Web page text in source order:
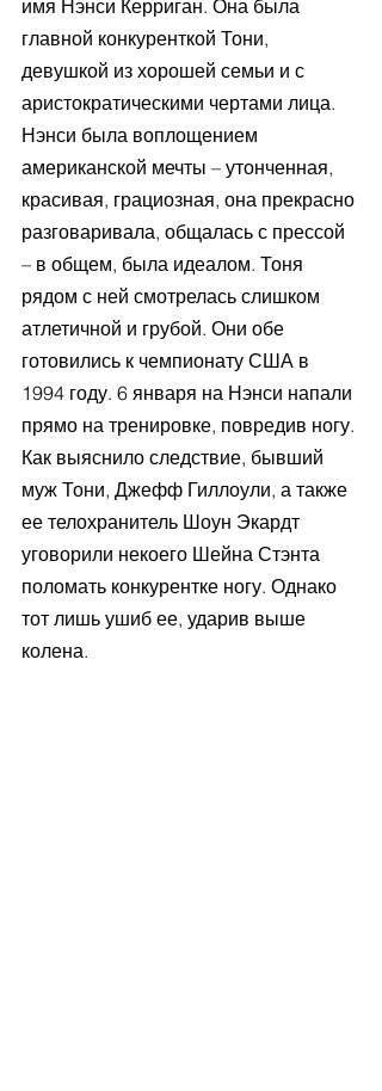
имя Нэнси Керриган. Она была
главной конкуренткой Тони,
девушкой из хорошей семьи и с
аристократическими чертами лица.
Нэнси была воплощением
американской мечты – утонченная,
красивая, грациозная, она прекрасно
разговаривала, общалась с прессой
– в общем, была идеалом. Тоня
рядом с ней смотрелась слишком
атлетичной и грубой. Они обе
готовились к чемпионату США в
1994 году. 6 января на Нэнси напали
прямо на тренировке, повредив ногу.
Как выяснило следствие, бывший
муж Тони, Джефф Гиллоули, а также
ее телохранитель Шоун Экардт
уговорили некоего Шейна Стэнта
поломать конкурентке ногу. Однако
тот лишь ушиб ее, ударив выше
колена.